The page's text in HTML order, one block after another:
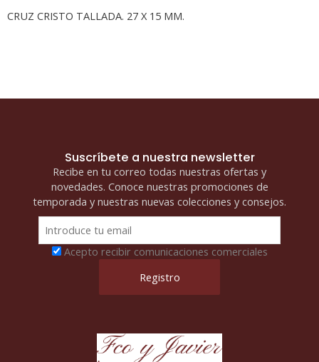
CRUZ CRISTO TALLADA. 27 X 15 MM.
Suscríbete a nuestra newsletter
Recibe en tu correo todas nuestras ofertas y
novedades. Conoce nuestras promociones de
temporada y nuestras nuevas colecciones y consejos.
Acepto recibir comunicaciones comerciales